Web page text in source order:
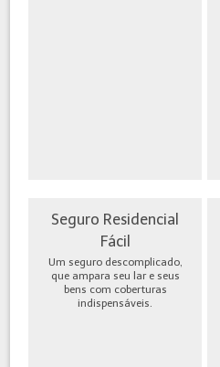
Seguro Residencial
Fácil
Um seguro descomplicado,
que ampara seu lar e seus
bens com coberturas
indispensáveis.